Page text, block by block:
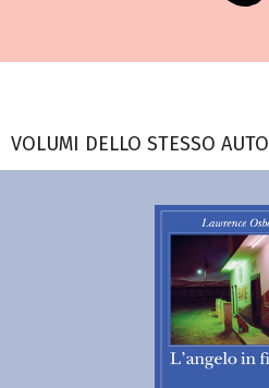
VOLUMI DELLO STESSO